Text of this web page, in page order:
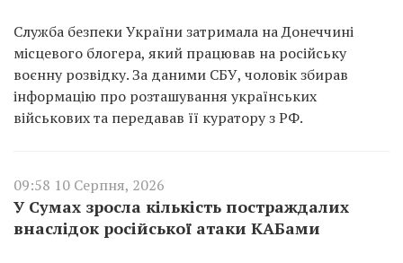
Служба безпеки України затримала на Донеччині
місцевого блогера, який працював на російську
воєнну розвідку. За даними СБУ, чоловік збирав
інформацію про розташування українських
військових та передавав її куратору з РФ.
09:58 10 Серпня, 2026
У Сумах зросла кількість постраждалих
внаслідок російської атаки КАБами